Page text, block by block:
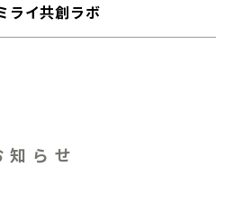
ライ共創ラボ
知らせ